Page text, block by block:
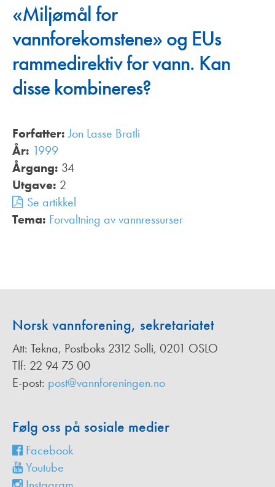
«Miljømål for
vannforekomstene» og EUs
rammedirektiv for vann. Kan
disse kombineres?
Forfatter: Jon Lasse Bratli
År: 1999
Årgang: 34
Utgave: 2
Se artikkel
Tema: Forvaltning av vannressurser
Norsk vannforening, sekretariatet
Att: Tekna, Postboks 2312 Solli, 0201 OSLO
Tlf: 22 94 75 00
E-post: post@vannforeningen.no
Følg oss på sosiale medier
Facebook
Youtube